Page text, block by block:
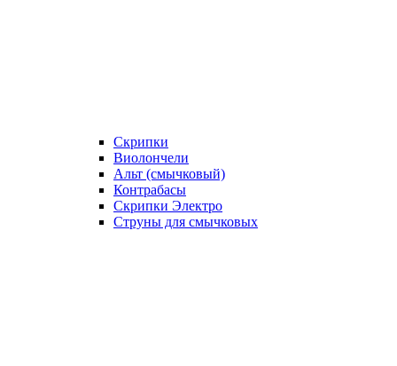
Скрипки
Виолончели
Альт (смычковый)
Контрабасы
Скрипки Электро
Струны для смычковых